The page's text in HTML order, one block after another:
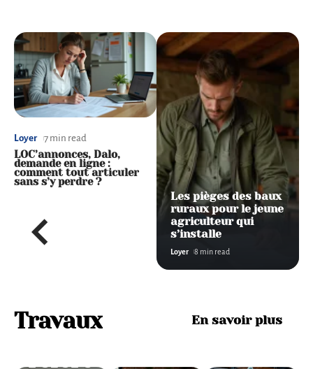
Loyer 7 min read
LOC’annonces, Dalo,
demande en ligne :
comment tout articuler
sans s’y perdre ?
Loyer 6 min read
Liste des équipements
essentiels pour un
logement
Les pièges des baux
ruraux pour le jeune
agriculteur qui
s’installe
Loyer 8 min read
Travaux En savoir plus
Faut-